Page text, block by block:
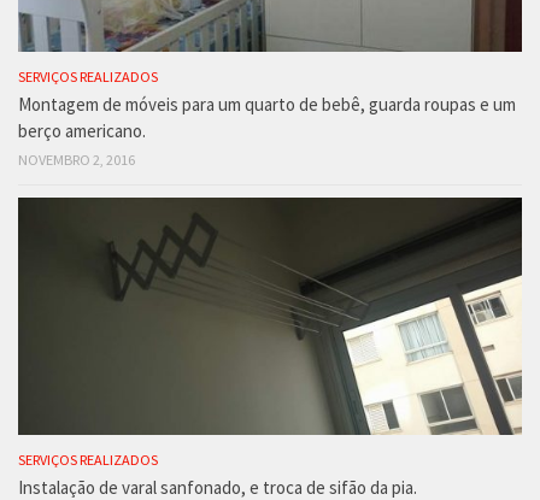
SERVIÇOS REALIZADOS
Montagem de móveis para um quarto de bebê, guarda roupas e um
berço americano.
NOVEMBRO 2, 2016
SERVIÇOS REALIZADOS
Instalação de varal sanfonado, e troca de sifão da pia.